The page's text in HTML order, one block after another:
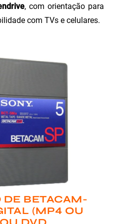
, com orientação para
com TVs e celulares.
DE BETACAM-
(MP4 OU